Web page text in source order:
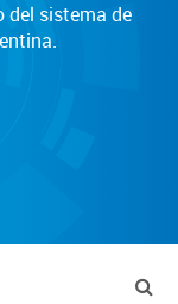
del sistema de